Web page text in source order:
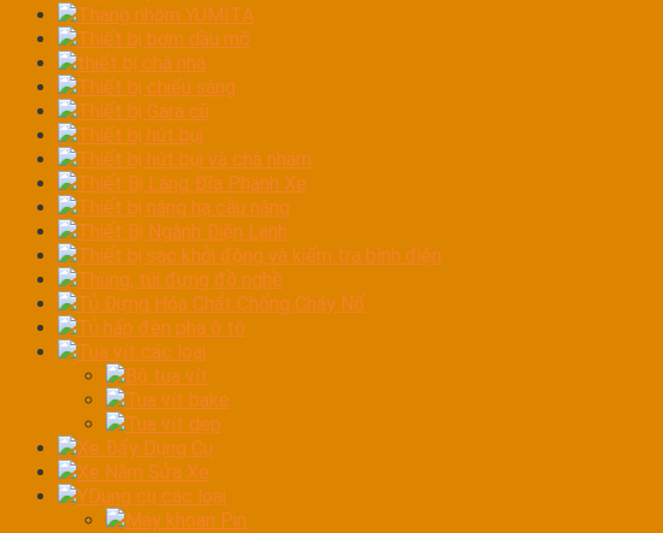
Thang nhôm YUMITA
Thiết bị bơm dầu mỡ
thiết bị chà nhá
Thiết bị chiếu sáng
Thiết bị Gara cũ
Thiết bị hút bụi
Thiết bị hút bụi và chà nhám
Thiết Bị Láng Đĩa Phanh Xe
Thiết bị nâng hạ cầu nâng
Thiết Bị Ngành Điện Lạnh
Thiết bị sạc khởi động và kiểm tra bình điện
Thùng, túi đựng đồ nghề
Tủ Đựng Hóa Chất Chống Cháy Nổ
Tủ hấp đèn pha ô tô
Tua vít các loại
Bộ tua vít
Tua vít bake
Tua vít dẹp
Xe Đẩy Dụng Cụ
Xe Nằm Sửa Xe
YDụng cụ các loại
Máy khoan Pin